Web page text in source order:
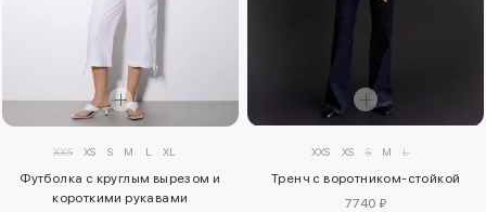
XXS XS S M L XL
Футболка с круглым вырезом и
короткими рукавами
XXS XS S M L
Тренч с воротником-стойкой
7740 ₽